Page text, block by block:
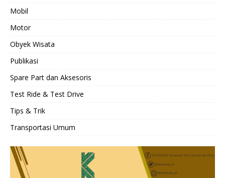
Mobil
Motor
Obyek Wisata
Publikasi
Spare Part dan Aksesoris
Test Ride & Test Drive
Tips & Trik
Transportasi Umum